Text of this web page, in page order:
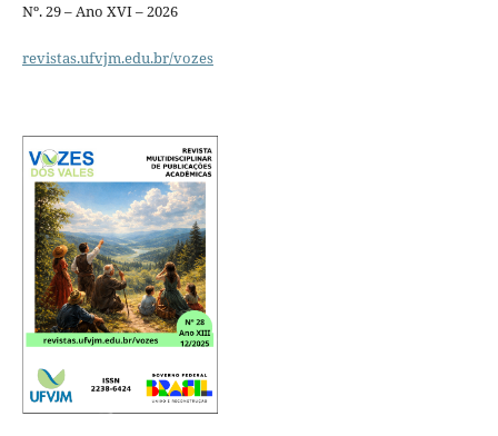
Nº. 29 – Ano XVI – 2026
revistas.ufvjm.edu.br/vozes